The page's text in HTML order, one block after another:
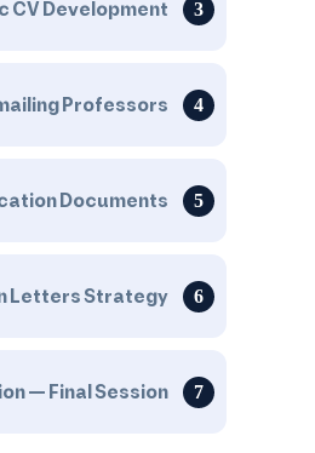
CV Development
Professors
Documents
Letters Strategy
— Final Session